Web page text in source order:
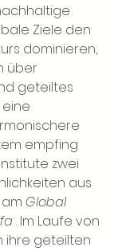
Ziele den
dominieren,
über
geteiltes
empfing
zwei
aus
Global
. Im Laufe von
ihre geteilten